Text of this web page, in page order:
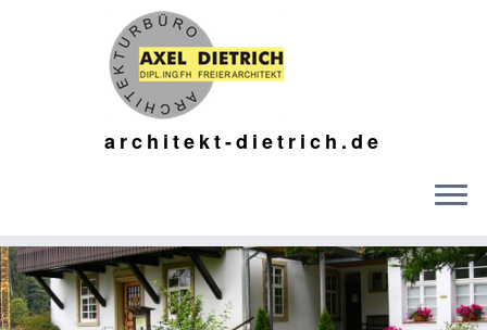
architekt-dietrich.de